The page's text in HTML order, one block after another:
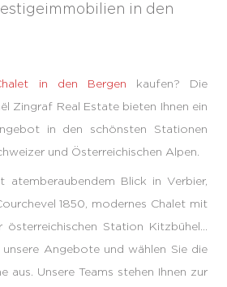
in den
in den Bergen kaufen? Die
Zingraf Real Estate bieten Ihnen ein
in den schönsten Stationen
und Österreichischen Alpen.
atemberaubendem Blick in Verbier,
1850, modernes Chalet mit
österreichischen Station Kitzbühel…
unsere Angebote und wählen Sie die
aus. Unsere Teams stehen Ihnen zur